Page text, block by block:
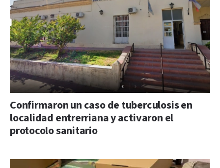
Confirmaron un caso de tuberculosis en
localidad entrerriana y activaron el
protocolo sanitario